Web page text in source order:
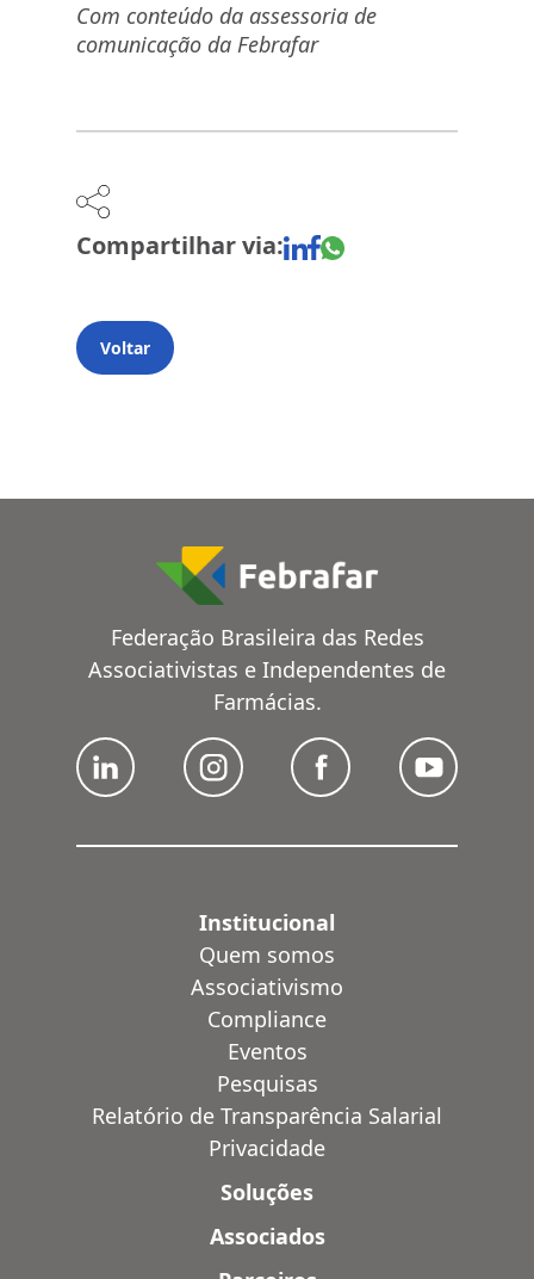
Com conteúdo da assessoria de
comunicação da Febrafar
Compartilhar via:
Voltar
Federação Brasileira das Redes
Associativistas e Independentes de
Farmácias.
Institucional
Quem somos
Associativismo
Compliance
Eventos
Pesquisas
Relatório de Transparência Salarial
Privacidade
Soluções
Associados